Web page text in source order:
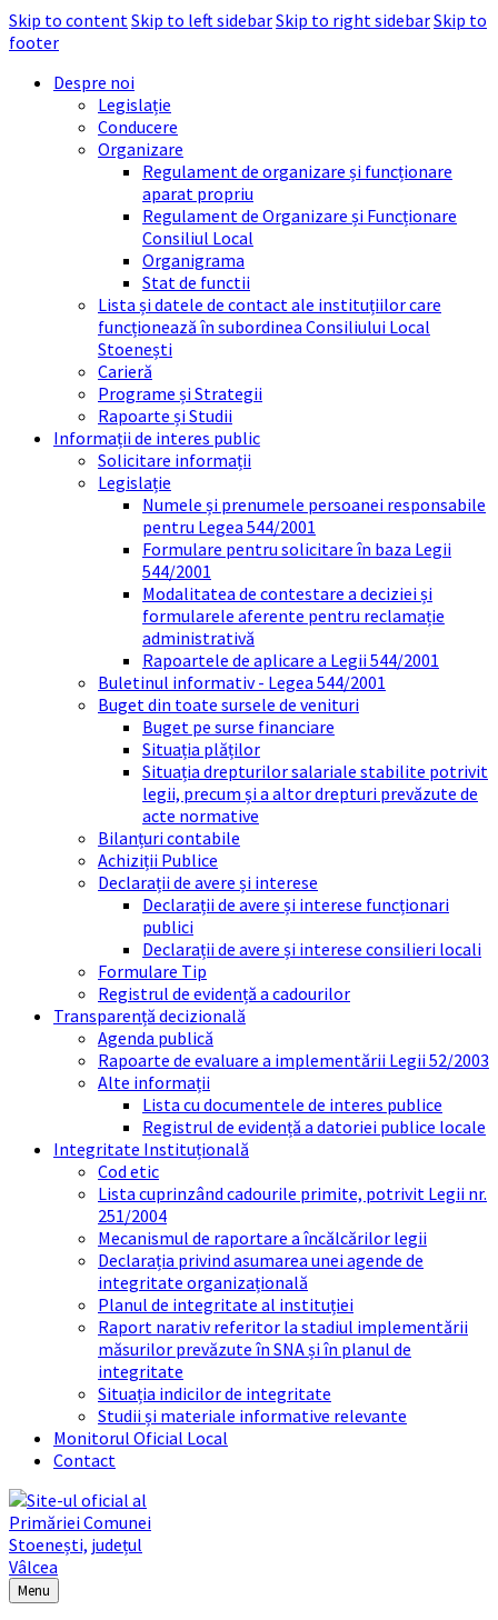
Skip to contentSkip to left sidebarSkip to right sidebarSkip to
footer
Despre noi
Legislație
Conducere
Organizare
Regulament de organizare și funcționare
aparat propriu
Regulament de Organizare și Funcționare
Consiliul Local
Organigrama
Stat de functii
Lista și datele de contact ale instituțiilor care
funcționează în subordinea Consiliului Local
Stoenești
Carieră
Programe și Strategii
Rapoarte și Studii
Informații de interes public
Solicitare informații
Legislație
Numele și prenumele persoanei responsabile
pentru Legea 544/2001
Formulare pentru solicitare în baza Legii
544/2001
Modalitatea de contestare a deciziei și
formularele aferente pentru reclamație
administrativă
Rapoartele de aplicare a Legii 544/2001
Buletinul informativ - Legea 544/2001
Buget din toate sursele de venituri
Buget pe surse financiare
Situația plăților
Situația drepturilor salariale stabilite potrivit
legii, precum și a altor drepturi prevăzute de
acte normative
Bilanțuri contabile
Achiziții Publice
Declarații de avere și interese
Declarații de avere și interese funcționari
publici
Declarații de avere și interese consilieri locali
Formulare Tip
Registrul de evidență a cadourilor
Transparență decizională
Agenda publică
Rapoarte de evaluare a implementării Legii 52/2003
Alte informații
Lista cu documentele de interes publice
Registrul de evidență a datoriei publice locale
Integritate Instituțională
Cod etic
Lista cuprinzând cadourile primite, potrivit Legii nr.
251/2004
Mecanismul de raportare a încălcărilor legii
Declarația privind asumarea unei agende de
integritate organizațională
Planul de integritate al instituției
Raport narativ referitor la stadiul implementării
măsurilor prevăzute în SNA și în planul de
integritate
Situația indicilor de integritate
Studii și materiale informative relevante
Monitorul Oficial Local
Contact
Menu